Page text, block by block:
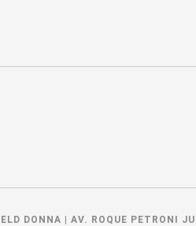
DONNA | AV. ROQUE PETRONI